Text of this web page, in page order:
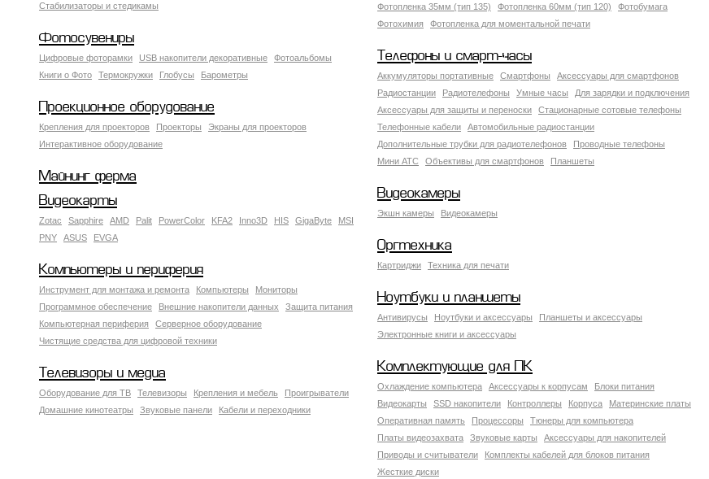
Стабилизаторы и стедикамы
Фотопленка 35мм (тип 135) Фотопленка 60мм (тип 120)
Фотобумага
Фотохимия
Фотопленка для моментальной печати
Фотосувениры
Цифровые фоторамки USB накопители декоративные
Фотоальбомы
Книги о Фото
Термокружки Глобусы Барометры
Телефоны и смарт-часы
Аккумуляторы портативные Смартфоны
Аксессуары для смартфонов
Радиостанции
Радиотелефоны Умные часы
Для зарядки и подключения
Аксессуары для защиты и переноски
Стационарные сотовые телефоны
Телефонные кабели
Автомобильные радиостанции
Дополнительные трубки для радиотелефонов
Проводные телефоны
Мини АТС
Объективы для смартфонов Планшеты
Проекционное оборудование
Крепления для проекторов Проекторы
Экраны для проекторов
Интерактивное оборудование
Майнинг ферма
Видеокамеры
Экшн камеры Видеокамеры
Видеокарты
Zotac Sapphire AMD Palit PowerColor KFA2 Inno3D HIS GigaByte
MSI
PNY
ASUS EVGA
Оргтехника
Картриджи Техника для печати
Компьютеры и периферия
Инструмент для монтажа и ремонта Компьютеры
Мониторы
Программное обеспечение
Внешние накопители данных
Защита питания
Компьютерная периферия
Серверное оборудование
Чистящие средства для цифровой техники
Ноутбуки и планшеты
Антивирусы Ноутбуки и аксессуары
Планшеты и аксессуары
Электронные книги и аксессуары
Комплектующие для ПК
Охлаждение компьютера Аксессуары к корпусам
Блоки питания
Видеокарты
SSD накопители Контроллеры Корпуса
Материнские платы
Оперативная память
Процессоры
Тюнеры для компьютера
Платы видеозахвата
Звуковые карты
Аксессуары для накопителей
Приводы и считыватели
Комплекты кабелей для блоков питания
Жесткие диски
Телевизоры и медиа
Оборудование для ТВ Телевизоры Крепления и мебель
Проигрыватели
Домашние кинотеатры
Звуковые панели Кабели и переходники